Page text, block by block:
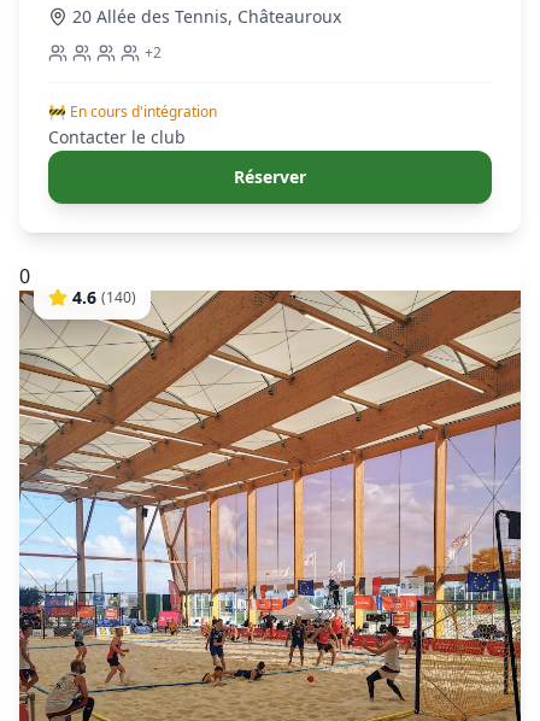
20 Allée des Tennis, Châteauroux
+2
🚧 En cours d'intégration
Contacter le club
Réserver
0
4.6 (140)